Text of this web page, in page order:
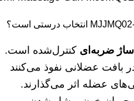
ضربه‌ای کنترل‌شده است.
بافت عضلانی نفوذ می‌کنند
عضله اثر می‌گذارند.